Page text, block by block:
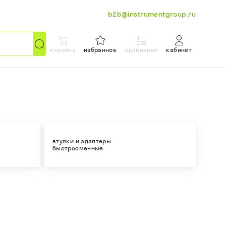
b2b@instrumentgroup.ru
корзина избранное сравнение кабинет
втулки и адаптеры
быстросменные